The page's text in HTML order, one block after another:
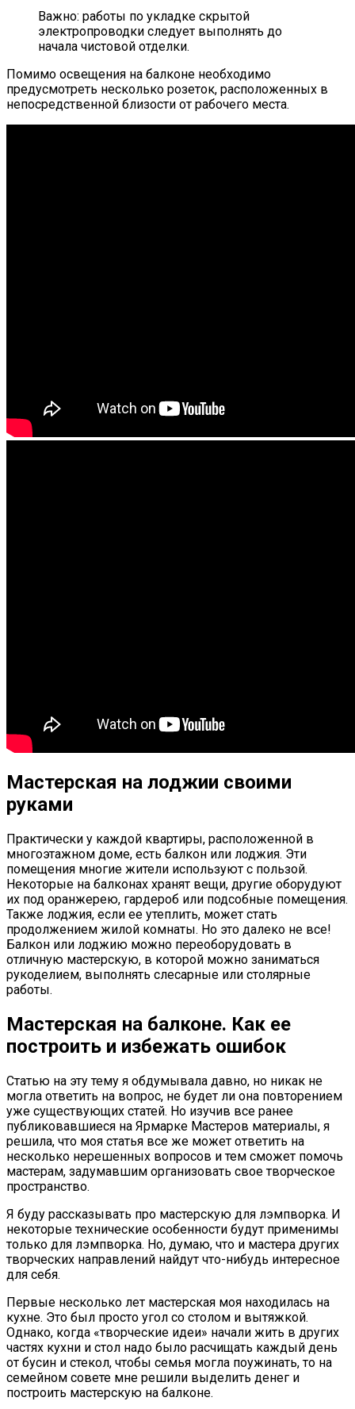
Важно: работы по укладке скрытой
электропроводки следует выполнять до
начала чистовой отделки.
Помимо освещения на балконе необходимо
предусмотреть несколько розеток, расположенных в
непосредственной близости от рабочего места.
Мастерская на лоджии своими
руками
Практически у каждой квартиры, расположенной в
многоэтажном доме, есть балкон или лоджия. Эти
помещения многие жители используют с пользой.
Некоторые на балконах хранят вещи, другие оборудуют
их под оранжерею, гардероб или подсобные помещения.
Также лоджия, если ее утеплить, может стать
продолжением жилой комнаты. Но это далеко не все!
Балкон или лоджию можно переоборудовать в
отличную мастерскую, в которой можно заниматься
рукоделием, выполнять слесарные или столярные
работы.
Мастерская на балконе. Как ее
построить и избежать ошибок
Статью на эту тему я обдумывала давно, но никак не
могла ответить на вопрос, не будет ли она повторением
уже существующих статей. Но изучив все ранее
публиковавшиеся на Ярмарке Мастеров материалы, я
решила, что моя статья все же может ответить на
несколько нерешенных вопросов и тем сможет помочь
мастерам, задумавшим организовать свое творческое
пространство.
Я буду рассказывать про мастерскую для лэмпворка. И
некоторые технические особенности будут применимы
только для лэмпворка. Но, думаю, что и мастера других
творческих направлений найдут что-нибудь интересное
для себя.
Первые несколько лет мастерская моя находилась на
кухне. Это был просто угол со столом и вытяжкой.
Однако, когда «творческие идеи» начали жить в других
частях кухни и стол надо было расчищать каждый день
от бусин и стекол, чтобы семья могла поужинать, то на
семейном совете мне решили выделить денег и
построить мастерскую на балконе.